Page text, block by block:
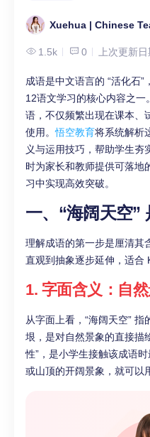
Xuehua | Chinese
1.5k 0 上次更新
成语是中文语言的 “活化石
12语文学习的核心内容之一
语，不仅频繁出现在课本、
使用。悟空教育将系统解析
义与运用技巧，帮助学生夯
时为家长和教师提供可落地
习中实现高效突破。
一、“海阔天空”
理解成语的第一步是厘清其
直观到抽象逐步延伸，适合
1. 字面含义：自
从字面上看，“海阔天空”
垠，是对自然景象的直接描
性”，是小学生接触该成语
或山顶的开阔景象，就可以